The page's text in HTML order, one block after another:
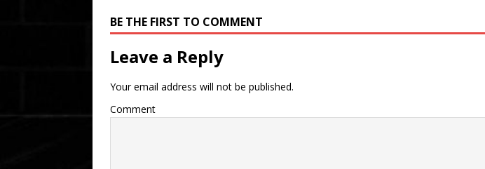
BE THE FIRST TO COMMENT
Leave a Reply
Your email address will not be published.
Comment